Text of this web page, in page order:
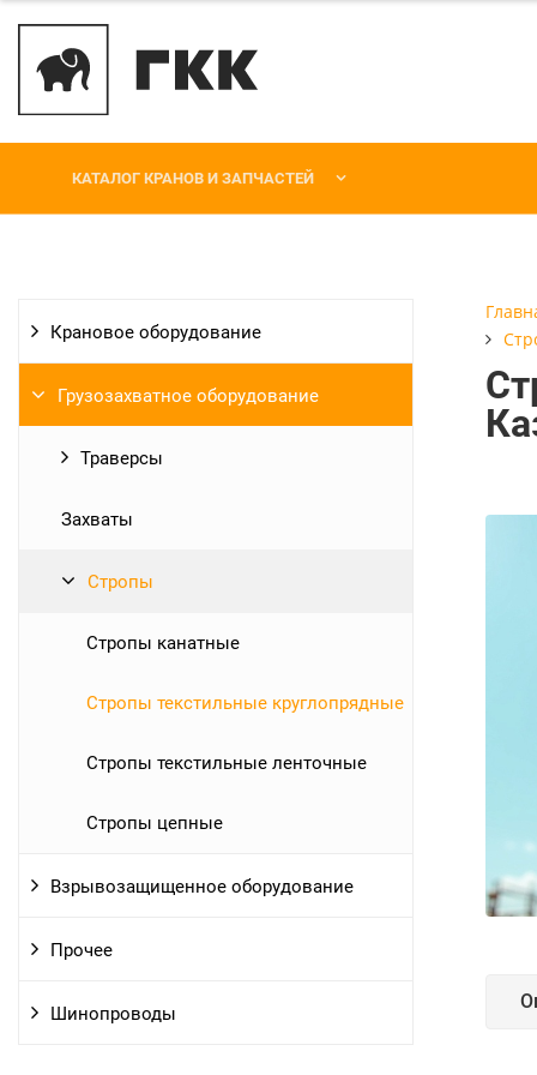
КАТАЛОГ КРАНОВ И ЗАПЧАСТЕЙ
Крановое оборудование
Грузозахватное оборудование
Траверсы
Захваты
Стропы
Стропы канатные
Стропы текстильные круглопрядные
Стропы текстильные ленточные
Стропы цепные
Взрывозащищенное оборудование
Прочее
Шинопроводы